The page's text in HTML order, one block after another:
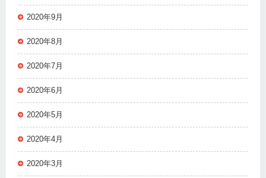
2020年9月
2020年8月
2020年7月
2020年6月
2020年5月
2020年4月
2020年3月